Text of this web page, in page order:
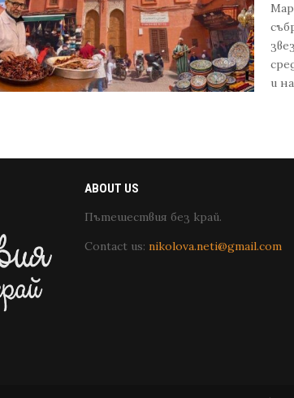
и
ABOUT US
Пътешествия без край.
Contact us: nikolova.neti@gmail.com